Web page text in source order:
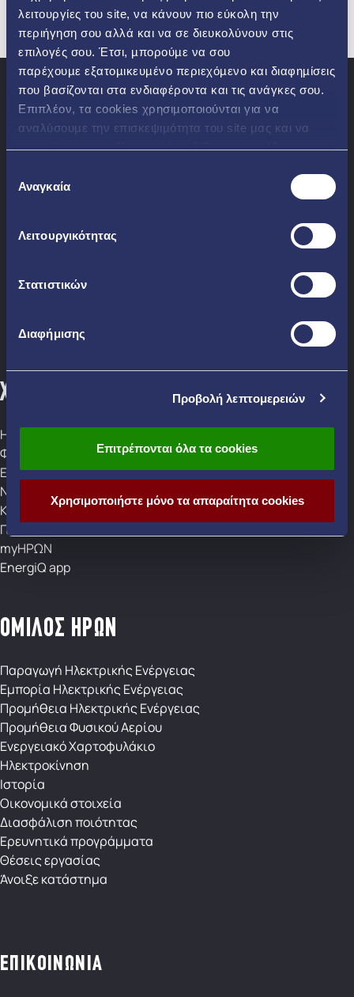
λειτουργίες του site, να κάνουν πιο εύκολη την
περιήγηση σου αλλά και να σε διευκολύνουν στις
επιλογές σου. Έτσι, µπορούµε να σου
παρέχουµε εξατοµικευµένο περιεχόµενο και διαφηµίσεις
που βασίζονται στα ενδιαφέροντα και τις ανάγκες σου.
Επιπλέον, τα cookies χρησιµοποιούνται για να
αναλύσουµε την επισκεψιµότητα του site µας και να
εντοπίσουµε προβληµατικές σελίδες που χρήζουν
συγκατάθεσης
Αναγκαία
Λειτουργικότητας
Στατιστικών
Διαφήμισης
Προβολή λεπτομερειών
Επιτρέπονται όλα τα cookies
Χρησιμοποιήστε μόνο τα απαραίτητα cookies
ΚΑΤΑΣΤΗΜΑΤΑ
Ανακάλυψε το δίκτυο
καταστημάτων ΗΡΩΝ
θα είναι κοντά σου
Μπες στο myΗΡΩΝ τώρα
ΧΡΗΣΙΜΟΙ ΣΥΝΔΕΣΜΟΙ
Ηλεκτρική ενέργεια
Φυσικό Αέριο
Εξυπηρέτηση
Νέα
Καταστήματα
Γίνε Πελάτης
myΗΡΩΝ
EnergiQ app
ΟΜΙΛΟΣ ΗΡΩΝ
Παραγωγή Ηλεκτρικής Ενέργειας
Εμπορία Ηλεκτρικής Ενέργειας
Προμήθεια Ηλεκτρικής Ενέργειας
Προμήθεια Φυσικού Αερίου
Ενεργειακό Χαρτοφυλάκιο
Ηλεκτροκίνηση
Ιστορία
Οικονομικά στοιχεία
Διασφάλιση ποιότητας
Eρευνητικά προγράμματα
Θέσεις εργασίας
Άνοιξε κατάστημα
ΕΠΙΚΟΙΝΩΝΙΑ